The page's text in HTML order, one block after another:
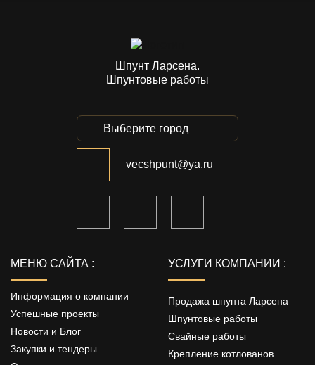
Шпунт Ларсена.
Шпунтовые работы
Выберите город
vecshpunt@ya.ru
МЕНЮ САЙТА :
Информация о компании
Успешные проекты
Новости и Блог
Закупки и тендеры
УСЛУГИ КОМПАНИИ :
Продажа шпунта Ларсена
Шпунтовые работы
Свайные работы
Крепление котлованов